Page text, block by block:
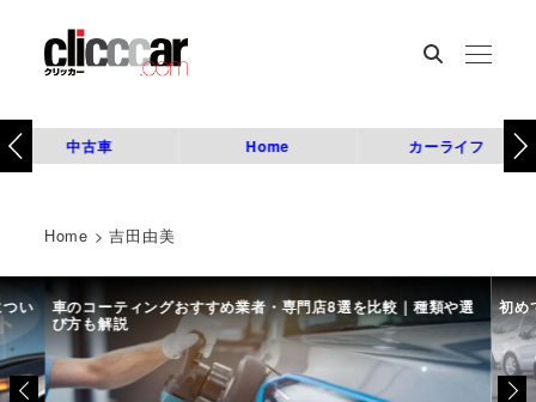
中古車 Home カーライフ
Home >吉田由美
い 車のコーティングおすすめ業者・専門店8選を比較｜種類や選
び方も解説
初め